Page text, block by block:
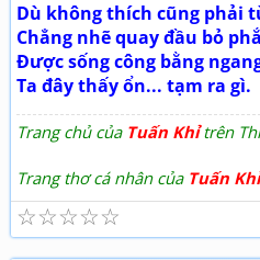
Dù không thích cũng phải
Chẳng nhẽ quay đầu bỏ
Được sống công bằng
Ta đây thấy ổn... tạm ra gì.
Trang chủ của Tuấn Khỉtrên
Trang thơ cá nhân của Tuấn Khỉ
☆
☆
☆
☆
☆